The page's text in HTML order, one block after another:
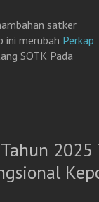
satker
ini merubah Perkap
SOTK Pada
2025